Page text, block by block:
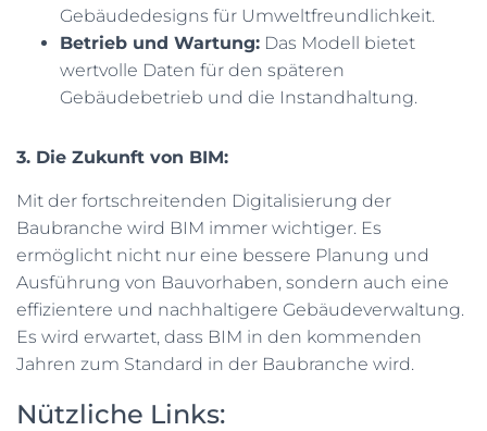
Gebäudedesigns für Umweltfreundlichkeit.
Betrieb und Wartung: Das Modell bietet
wertvolle Daten für den späteren
Gebäudebetrieb und die Instandhaltung.
3. Die Zukunft von BIM:
Mit der fortschreitenden Digitalisierung der
Baubranche wird BIM immer wichtiger. Es
ermöglicht nicht nur eine bessere Planung und
Ausführung von Bauvorhaben, sondern auch eine
effizientere und nachhaltigere Gebäudeverwaltung.
Es wird erwartet, dass BIM in den kommenden
Jahren zum Standard in der Baubranche wird.
Nützliche Links: